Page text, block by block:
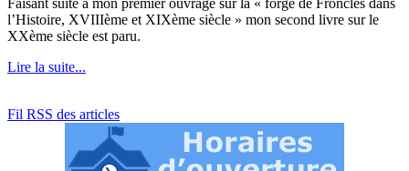
l’Histoire, XVIIIème et XIXème siècle » mon second livre sur le
XXème siècle est paru.
Lire la suite...
Fil RSS des articles